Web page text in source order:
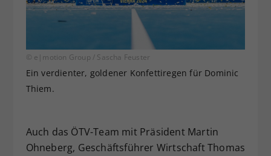
© e|motion Group / Sascha Feuster
Ein verdienter, goldener Konfettiregen für Dominic
Thiem.
Auch das ÖTV-Team mit Präsident Martin
Ohneberg, Geschäftsführer Wirtschaft Thomas